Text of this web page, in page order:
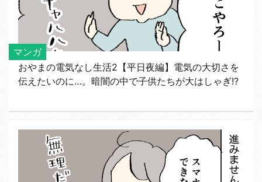
マンガ
おやまの電気なし生活2【平日夜編】電気の大切さを
伝えたいのに…。暗闇の中で子供たちが大はしゃぎ!?